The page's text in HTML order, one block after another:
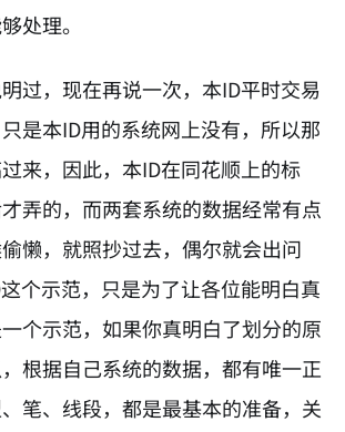
处理。
过，现在再说一次，本ID平时交易
是本ID用的系统网上没有，所以那
来，因此，本ID在同花顺上的标
弄的，而两套系统的数据经常有点
懒，就照抄过去，偶尔就会出问
个示范，只是为了让各位能明白真
个示范，如果你真明白了划分的原
根据自己系统的数据，都有唯一正
笔、线段，都是最基本的准备，关